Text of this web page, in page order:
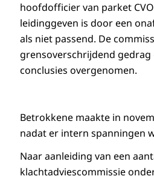
hoofdofficier van parket
leidinggeven is door een
als niet passend. De
grensoverschrijdend gedrag
conclusies overgenomen.
Betrokkene maakte in
nadat er intern spanningen
Naar aanleiding van een
klachtadviescommissie